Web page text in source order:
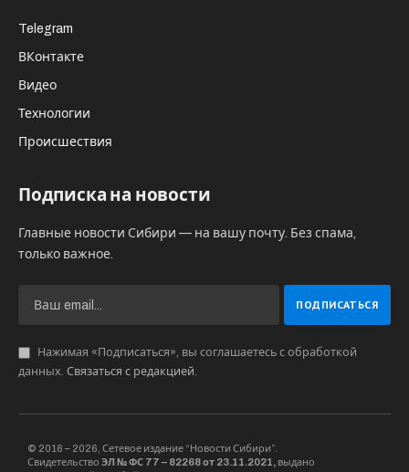
Новосибирск, Вологда, Калуга, Рязань,
Сочи, Ставрополь, Ульяновск.
Итоги конкурса городов подвели в
воскресенье, 14 декабря, в Москве. Решением
России 2027 года стал Челябинск. Как
конкурса городов России «Культурная столица
года», жюри учитывало программу, потенциал,
оргкомитета, депутат ГосДумы Николай
сложно нам было принимать решения», –
объяснил он.